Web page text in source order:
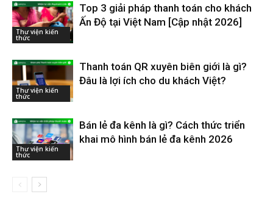
Thư viện kiến
thức
Top 3 giải pháp thanh toán cho khách
Ấn Độ tại Việt Nam [Cập nhật 2026]
Thư viện kiến
thức
Thanh toán QR xuyên biên giới là gì?
Đâu là lợi ích cho du khách Việt?
Thư viện kiến
thức
Bán lẻ đa kênh là gì? Cách thức triển
khai mô hình bán lẻ đa kênh 2026